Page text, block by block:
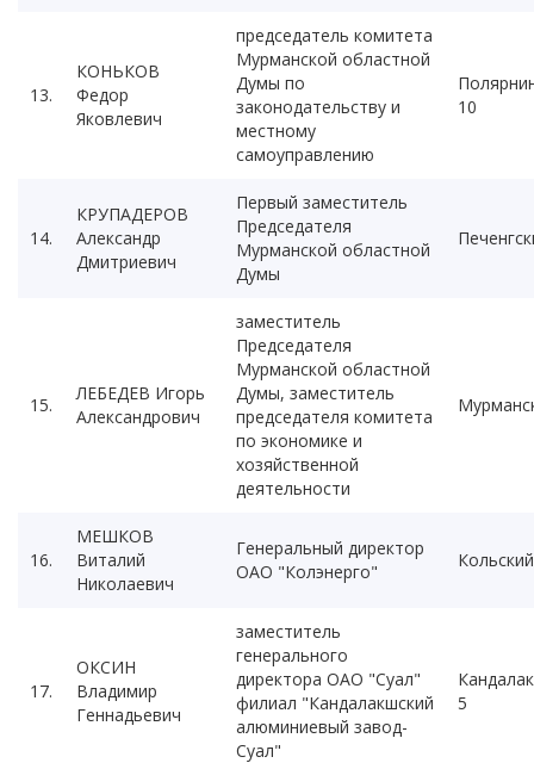
13.
КОНЬКОВ
Федор
Яковлевич
председатель комитета
Мурманской областной
Думы по
законодательству и
местному
самоуправлению
10
14.
КРУПАДЕРОВ
Александр
Дмитриевич
Первый заместитель
Председателя
Мурманской областной
Думы
15.
ЛЕБЕДЕВ Игорь
Александрович
заместитель
Председателя
Мурманской областной
Думы, заместитель
председателя комитета
по экономике и
хозяйственной
деятельности
16.
МЕШКОВ
Виталий
Николаевич
Генеральный директор
ОАО "Колэнерго"
17.
ОКСИН
Владимир
Геннадьевич
заместитель
генерального
директора ОАО "Суал"
филиал "Кандалакшский
алюминиевый завод-
Суал"
5